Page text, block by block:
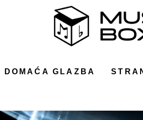
DOMAĆA GLAZBA